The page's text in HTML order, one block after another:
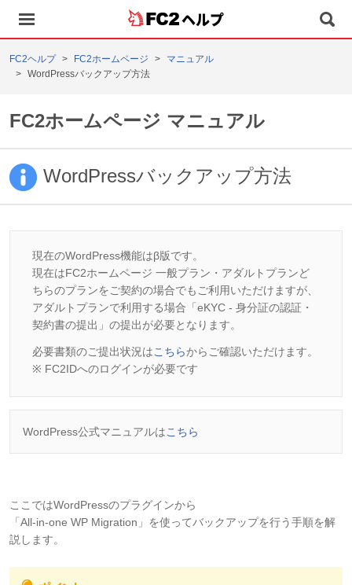
ヘルプ
FC2ヘルプ FC2ホームページ
マニュアル
WordPressバックアップ方法
FC2ホームページ マニュアル
WordPressバックアップ方法
現在のWordPress機能はβ版です。
現在はFC2ホームページ 一般プラン・アダルトプランど
ちらのプランをご契約の場合でもご利用いただけますが、
アダルトプランで利用する場合「eKYC - 身分証の認証・
契約書の提出」の提出が必要となります。
必要書類のご提出状況はこちらからご確認いただけます。
※ FC2IDへのログインが必要です
WordPress公式マニュアルはこちら
ここではWordPressのプラグインから
「All-in-one WP Migration」を使ってバックアップを行う手順を解
説します。